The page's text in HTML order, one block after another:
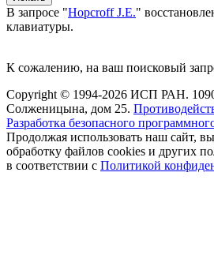
В запросе "Hopcroff J.E."
клавиатуры.
К сожалению, на ваш поисковый
Copyright © 1994-2026 ИСП РАН.
Солженицына, дом 25.
Разработка безопасного
Продолжая использовать наш сайт, вы
обработку файлов cookies и других
в соответствии с Политикой